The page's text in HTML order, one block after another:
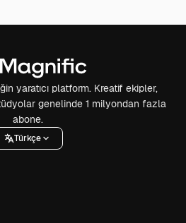
yaratıcı platform. Kreatif ekipler,
genelinde 1 milyondan fazla
abone.
Türkçe